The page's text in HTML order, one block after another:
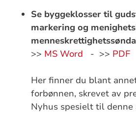
Se byggeklosser til
markering og
>> MS Word - >> PDF
Her finner du blant
forbønnen, skrevet av
Nyhus spesielt til denne